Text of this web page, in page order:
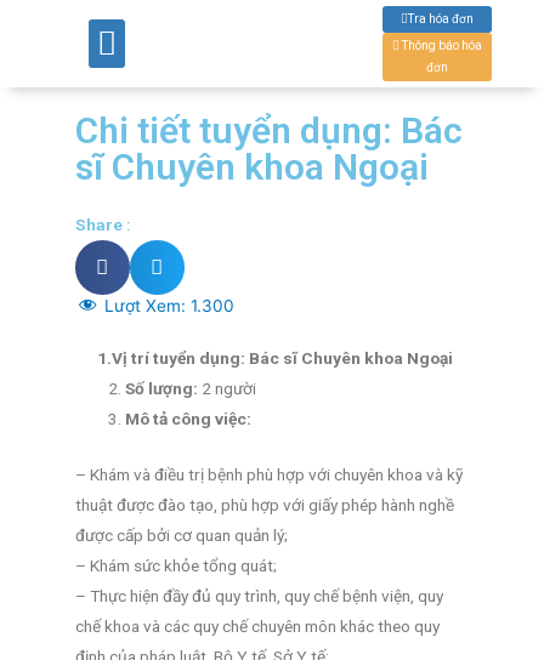
Tra hóa đơn
Thông báo hóa
đơn
Chi tiết tuyển dụng: Bác
sĩ Chuyên khoa Ngoại
Share :
Lượt Xem: 1.300
1.Vị trí tuyển dụng: Bác sĩ Chuyên khoa Ngoại
Số lượng: 2 người
Mô tả công việc:
– Khám và điều trị bệnh phù hợp với chuyên khoa và kỹ
thuật được đào tạo, phù hợp với giấy phép hành nghề
được cấp bởi cơ quan quản lý;
– Khám sức khỏe tổng quát;
– Thực hiện đầy đủ quy trình, quy chế bệnh viện, quy
chế khoa và các quy chế chuyên môn khác theo quy
định của pháp luật, Bộ Y tế, Sở Y tế;